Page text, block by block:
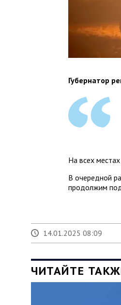
Губернатор
На всех
В очередной
продолжим
14.01.2025 08:09
ЧИТАЙТЕ